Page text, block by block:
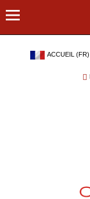
ACCUEIL (FR)